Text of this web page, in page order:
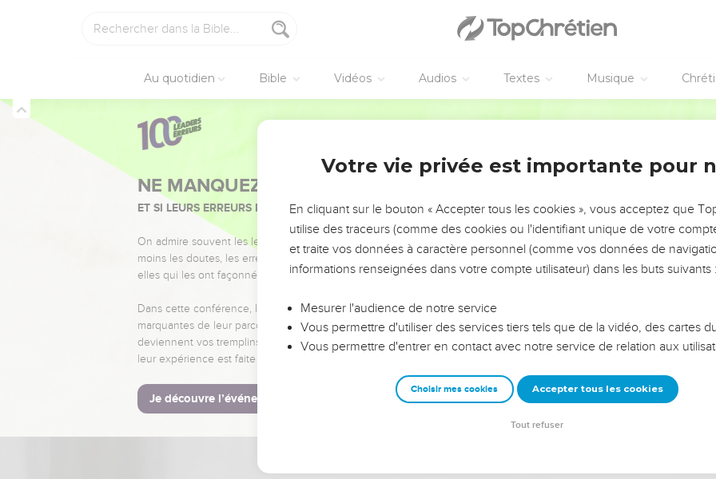
Au quotidien Bible Vidéos Audios Textes Musique
NE MANQUEZ PAS L’ÉVÉNEMENT DE L’ANNÉE !
ET SI LEURS ERREURS POUVAIENT VOUS ÉVITER LES VOTRES ?
On admire souvent les leaders pour leurs réussites, leur impact, leur foi ou leur vision. Mais on voit
moins les doutes, les erreurs et les saisons difficiles qu'ils ont traversés, alors même que ce sont
elles qui les ont façonnés.
Dans cette conférence, leaders, entrepreneurs, et responsables reviennent sur les erreurs
marquantes de leur parcours et les clés pour avancer avec plus de sagesse afin que leurs erreurs
deviennent vos tremplins. Que vous guidiez un ministère, une équipe, un groupe ou une famille,
leur expérience est faite pour vous.
Je découvre l’événement
Votre vie privée est importante pour
En cliquant sur le bouton « Accepter tous les cookies », vous acceptez que
utilise des traceurs (comme des cookies ou l'identifiant unique de votre
et traite vos données à caractère personnel (comme vos données de
informations renseignées dans votre compte utilisateur) dans les buts suivants
Mesurer l'audience de notre service
Vous permettre d'utiliser des services tiers tels que de la vidéo, des cartes
Vous permettre d'entrer en contact avec notre service de relation aux
Choisir mes cookies Accepter tous les cookies
Tout refuser